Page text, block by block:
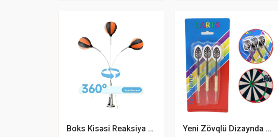
Boks Kisəsi Reaksiya Koordinasiya Topu Yeni Zövqlü Dizaynda Üçlü Dart İynəsi Daris